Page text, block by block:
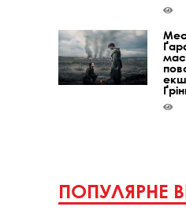
ПОПУЛЯРНЕ